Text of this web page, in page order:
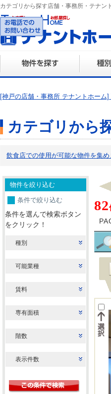
カテゴリから探す店舗・事務所・テナン
078-
営業時
[神戸の店舗・事務所 テナントホーム]
カテゴリから
飲食店での使用が可能な物件を集
物件を絞り込む
条件で絞り込む
条件を選んで検索ボタン
をクリック！
種別
可能業種
賃料
専有面積
階数
表示件数
82